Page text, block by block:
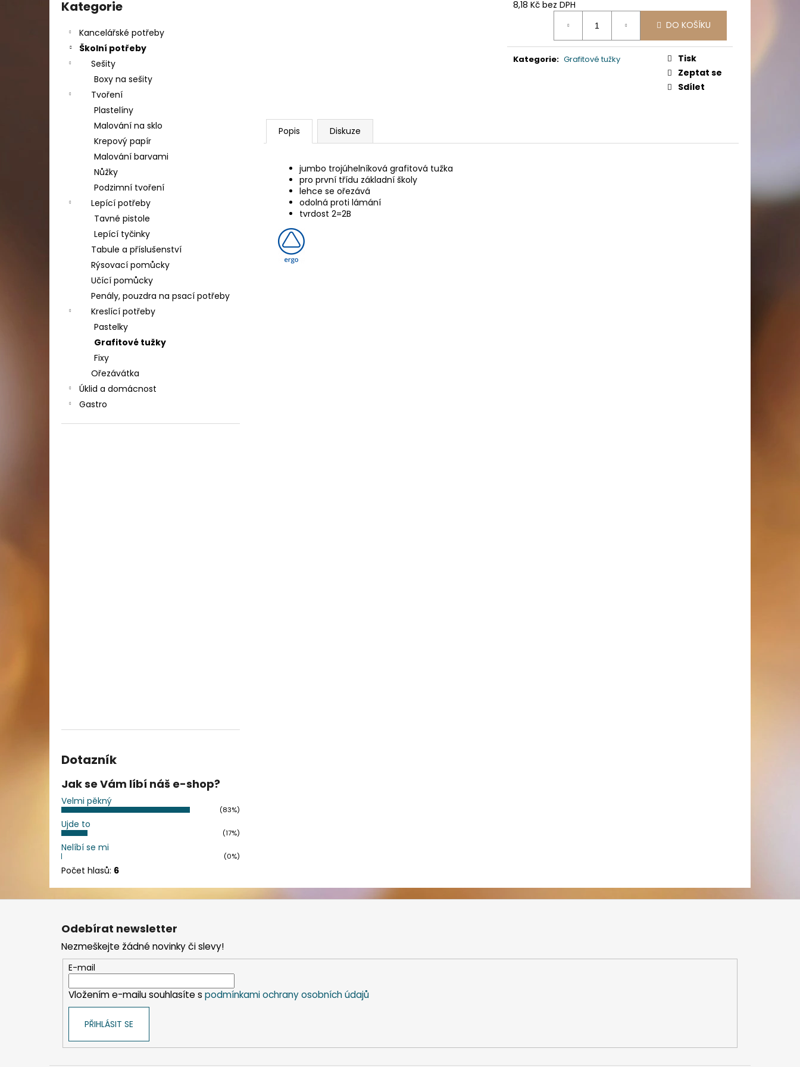
kategorie
Kategorie
Kancelářské potřeby
Školní potřeby
Sešity
Boxy na sešity
Tvoření
Plastelíny
Malování na sklo
Krepový papír
Malování barvami
Nůžky
Podzimní tvoření
Lepící potřeby
Tavné pistole
Lepící tyčinky
Tabule a příslušenství
Rýsovací pomůcky
Učící pomůcky
Penály, pouzdra na psací potřeby
Kreslící potřeby
Pastelky
Grafitové tužky
Fixy
Ořezávátka
Úklid a domácnost
Gastro
Dotazník
Jak se Vám líbí náš e-shop?
Velmi pěkný
(83%)
Ujde to
(17%)
Nelíbí se mi
(0%)
Počet hlasů: 6
8,18 Kč bez DPH
DO KOŠÍKU
Kategorie: Grafitové tužky
Tisk
Zeptat se
Sdílet
Popis Diskuze
jumbo trojúhelníková grafitová tužka
pro první třídu základní školy
lehce se ořezává
odolná proti lámání
tvrdost 2=2B
DAHLE LAMINÁTOR 70103, A3, 2 VÁLCE
Původně: 2 667 Kč
ETIKETY SAMOLEPICÍ 70X37 MM POTISK
Z
Odebírat newsletter
Nezmeškejte žádné novinky či slevy!
E-mail
Vložením e-mailu souhlasíte s podmínkami ochrany osobních údajů
PŘIHLÁSIT SE